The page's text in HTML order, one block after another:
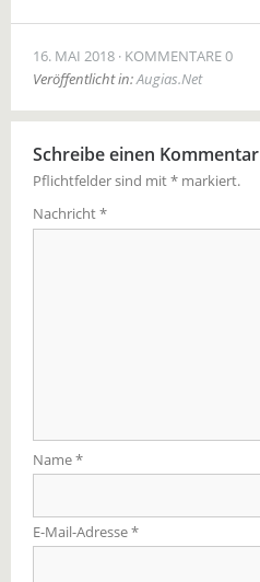
16. MAI 2018 KOMMENTARE 0
Veröffentlicht in:Augias.Net
Schreibe einen Kommentar
Pflichtfelder sind mit* markiert.
Nachricht*
Name*
E-Mail-Adresse*